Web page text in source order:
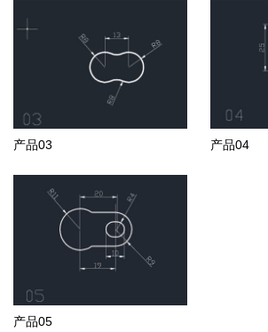
产品03 产品04
产品05